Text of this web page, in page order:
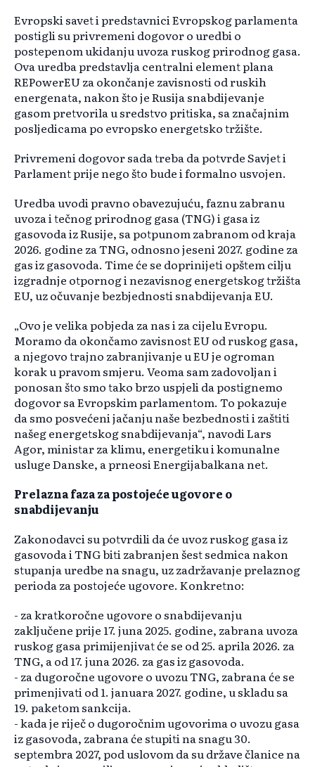
Evropski savet i predstavnici Evropskog parlamenta
postigli su privremeni dogovor o uredbi o
postepenom ukidanju uvoza ruskog prirodnog gasa.
Ova uredba predstavlja centralni element plana
REPowerEU za okončanje zavisnosti od ruskih
energenata, nakon što je Rusija snabdijevanje
gasom pretvorila u sredstvo pritiska, sa značajnim
posljedicama po evropsko energetsko tržište.
Privremeni dogovor sada treba da potvrde Savjet i
Parlament prije nego što bude i formalno usvojen.
Uredba uvodi pravno obavezujuću, faznu zabranu
uvoza i tečnog prirodnog gasa (TNG) i gasa iz
gasovoda iz Rusije, sa potpunom zabranom od kraja
2026. godine za TNG, odnosno jeseni 2027. godine za
gas iz gasovoda. Time će se doprinijeti opštem cilju
izgradnje otpornog i nezavisnog energetskog tržišta
EU, uz očuvanje bezbjednosti snabdijevanja EU.
„Ovo je velika pobjeda za nas i za cijelu Evropu.
Moramo da okončamo zavisnost EU od ruskog gasa,
a njegovo trajno zabranjivanje u EU je ogroman
korak u pravom smjeru. Veoma sam zadovoljan i
ponosan što smo tako brzo uspjeli da postignemo
dogovor sa Evropskim parlamentom. To pokazuje
da smo posvećeni jačanju naše bezbednosti i zaštiti
našeg energetskog snabdijevanja“, navodi Lars
Agor, ministar za klimu, energetiku i komunalne
usluge Danske, a prneosi Energijabalkana net.
Prelazna faza za postojeće ugovore o
snabdijevanju
Zakonodavci su potvrdili da će uvoz ruskog gasa iz
gasovoda i TNG biti zabranjen šest sedmica nakon
stupanja uredbe na snagu, uz zadržavanje prelaznog
perioda za postojeće ugovore. Konkretno:
- za kratkoročne ugovore o snabdijevanju
zaključene prije 17. juna 2025. godine, zabrana uvoza
ruskog gasa primijenjivat će se od 25. aprila 2026. za
TNG, a od 17. juna 2026. za gas iz gasovoda.
- za dugoročne ugovore o uvozu TNG, zabrana će se
primenjivati od 1. januara 2027. godine, u skladu sa
19. paketom sankcija.
- kada je riječ o dugoročnim ugovorima o uvozu gasa
iz gasovoda, zabrana će stupiti na snagu 30.
septembra 2027, pod uslovom da su države članice na